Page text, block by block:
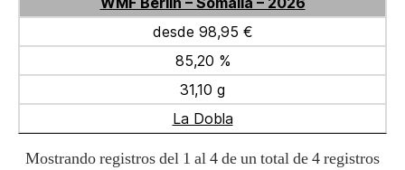
desde 98,95 €
85,20 %
31,10 g
La Dobla
Mostrando registros del 1 al 4 de un total de 4 registros